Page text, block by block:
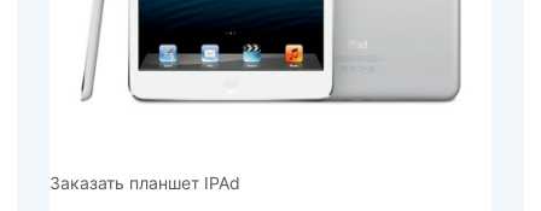
Заказать планшет IPAd